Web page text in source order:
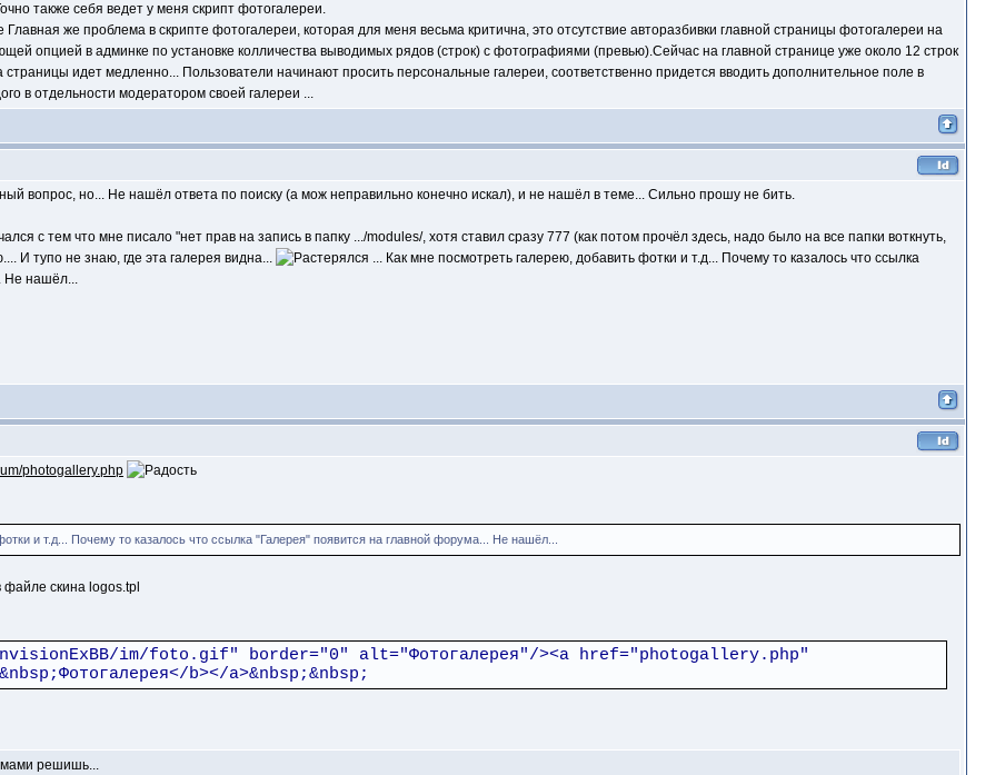
также себя ведет у меня скрипт фотогалереи.
Главная же проблема в скрипте фотогалереи, которая для меня весьма критична, это отсутствие авторазбивки главной страницы фотогалереи на
опцией в админке по установке колличества выводимых рядов (строк) с фотографиями (превью).Сейчас на главной странице уже около 12 строк
страницы идет медленно... Пользователи начинают просить персональные галереи, соответственно придется вводить дополнительное поле в
в отдельности модератором своей галереи ...
вопрос, но... Не нашёл ответа по поиску (а мож неправильно конечно искал), и не нашёл в теме... Сильно прошу не бить.
с тем что мне писало "нет прав на запись в папку .../modules/, хотя ставил сразу 777 (как потом прочёл здесь, надо было на все папки воткнуть,
И тупо не знаю, где эта галерея видна...
... Как мне посмотреть галерею, добавить фотки и т.д... Почему то казалось что ссылка
Не нашёл...
photogallery.php
и т.д... Почему то казалось что ссылка "Галерея" появится на главной форума... Не нашёл...
скина logos.tpl
im/foto.gif" border="0" alt="Фотогалерея"/><a href="photogallery.php"
b></a>&nbsp;&nbsp;
решишь...